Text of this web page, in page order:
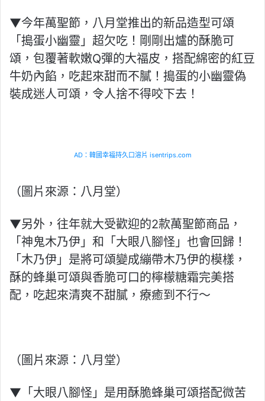
▼今年萬聖節，八月堂推出的新品造型可頌
「搗蛋小幽靈」超欠吃！剛剛出爐的酥脆可
頌，包覆著軟嫩Q彈的大福皮，搭配綿密的紅豆
牛奶內餡，吃起來甜而不膩！搗蛋的小幽靈偽
裝成迷人可頌，令人捨不得咬下去！
AD：韓國幸福持久口溶片 isentrips.com
（圖片來源：八月堂）
▼另外，往年就大受歡迎的2款萬聖節商品，
「神鬼木乃伊」和「大眼八腳怪」也會回歸！
「木乃伊」是將可頌變成繃帶木乃伊的模樣，
酥的蜂巢可頌與香脆可口的檸檬糖霜完美搭
配，吃起來清爽不甜膩，療癒到不行～
（圖片來源：八月堂）
▼「大眼八腳怪」是用酥脆蜂巢可頌搭配微苦